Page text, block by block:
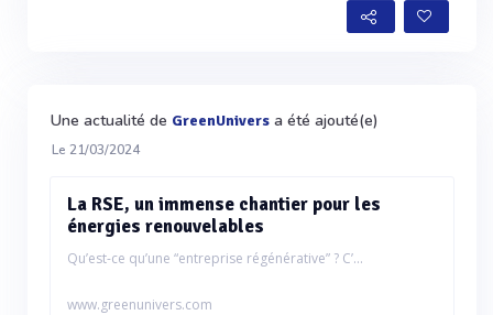
Une actualité de GreenUnivers a été ajouté(e)
Le 21/03/2024
La RSE, un immense chantier pour les
énergies renouvelables
Qu’est-ce qu’une “entreprise régénérative” ? C’...
www.greenunivers.com